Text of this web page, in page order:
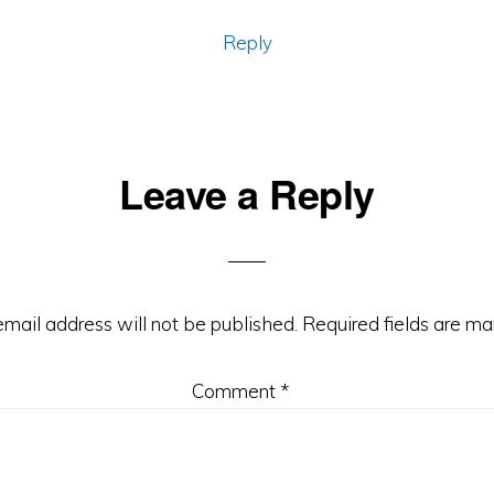
Reply
Leave a Reply
address will not be published. Required fields are
Comment *